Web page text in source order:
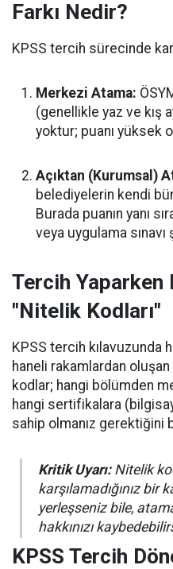
Farkı Nedir?
KPSS tercih sürecinde
Merkezi Atama:
(genellikle yaz ve kış
yoktur; puanı yüksek
Açıktan (Kurumsal)
belediyelerin kendi
Burada puanın yanı
veya uygulama sınavı
Tercih Yaparken
"Nitelik Kodları"
KPSS tercih kılavuzunda
haneli rakamlardan oluşan
kodlar; hangi bölümden
hangi sertifikalara
sahip olmanız gerektiğini
Kritik Uyarı:Nitelik
karşılamadığınız bir
yerleşseniz bile,
hakkınızı
KPSS Tercih